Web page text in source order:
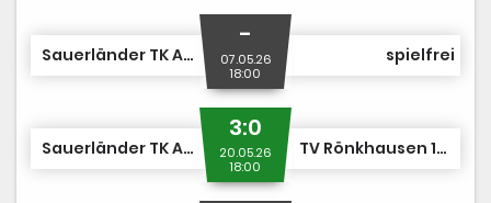
Sauerländer TK Arnsberg 1907 1
-
07.05.26
18:00
spielfrei
Sauerländer TK Arnsberg 1907 1
3:0
20.05.26
18:00
TV Rönkhausen 1892 e.V. TA 1